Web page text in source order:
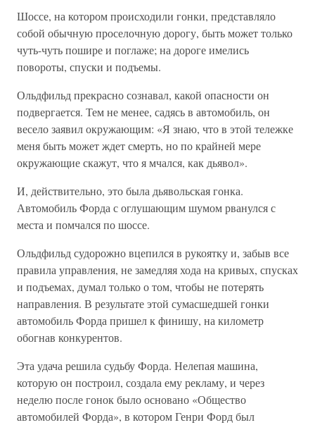
Шоссе, на котором происходили гонки, представляло
собой обычную проселочную дорогу, быть может только
чуть-чуть пошире и поглаже; на дороге имелись
повороты, спуски и подъемы.
Ольдфильд прекрасно сознавал, какой опасности он
подвергается. Тем не менее, садясь в автомобиль, он
весело заявил окружающим: «Я знаю, что в этой тележке
меня быть может ждет смерть, но по крайней мере
окружающие скажут, что я мчался, как дьявол».
И, действительно, это была дьявольская гонка.
Автомобиль Форда с оглушающим шумом рванулся с
места и помчался по шоссе.
Ольдфильд судорожно вцепился в рукоятку и, забыв все
правила управления, не замедляя хода на кривых, спусках
и подъемах, думал только о том, чтобы не потерять
направления. В результате этой сумасшедшей гонки
автомобиль Форда пришел к финишу, на километр
обогнав конкурентов.
Эта удача решила судьбу Форда. Нелепая машина,
которую он построил, создала ему рекламу, и через
неделю после гонок было основано «Общество
автомобилей Форда», в котором Генри Форд был